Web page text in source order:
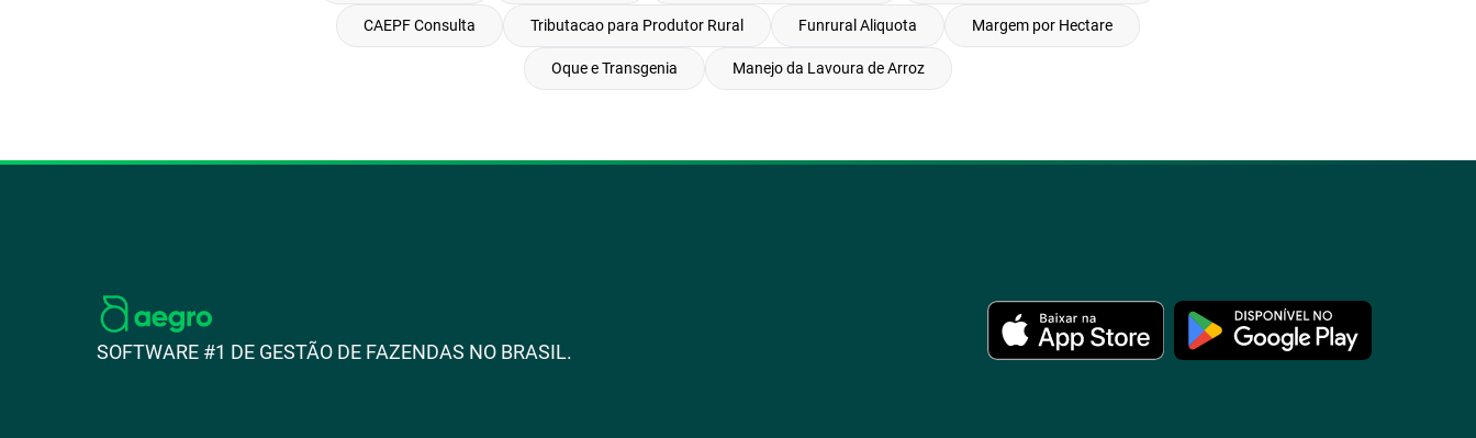
CAEPF Consulta Tributacao para Produtor Rural Funrural Aliquota Margem por Hectare
Oque e Transgenia Manejo da Lavoura de Arroz
SOFTWARE #1 DE GESTÃO DE FAZENDAS NO BRASIL.